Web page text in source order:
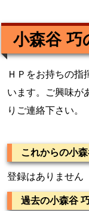
小森谷 巧
ＨＰをお持ちの指
います。ご興味が
りご連絡下さい。
これからの小
登録はありません
過去の小森谷